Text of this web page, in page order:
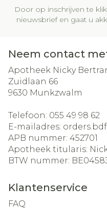
Door op inschrijven te
nieuwsbrief en gaat u
Neem contact
Apotheek Nicky
Zuidlaan 66
9630 Munkzwalm
Telefoon: 055 49 98 62
E-mailadres:
APB nummer: 452701
Apotheek titularis:
BTW nummer:
Klantenservice
FAQ